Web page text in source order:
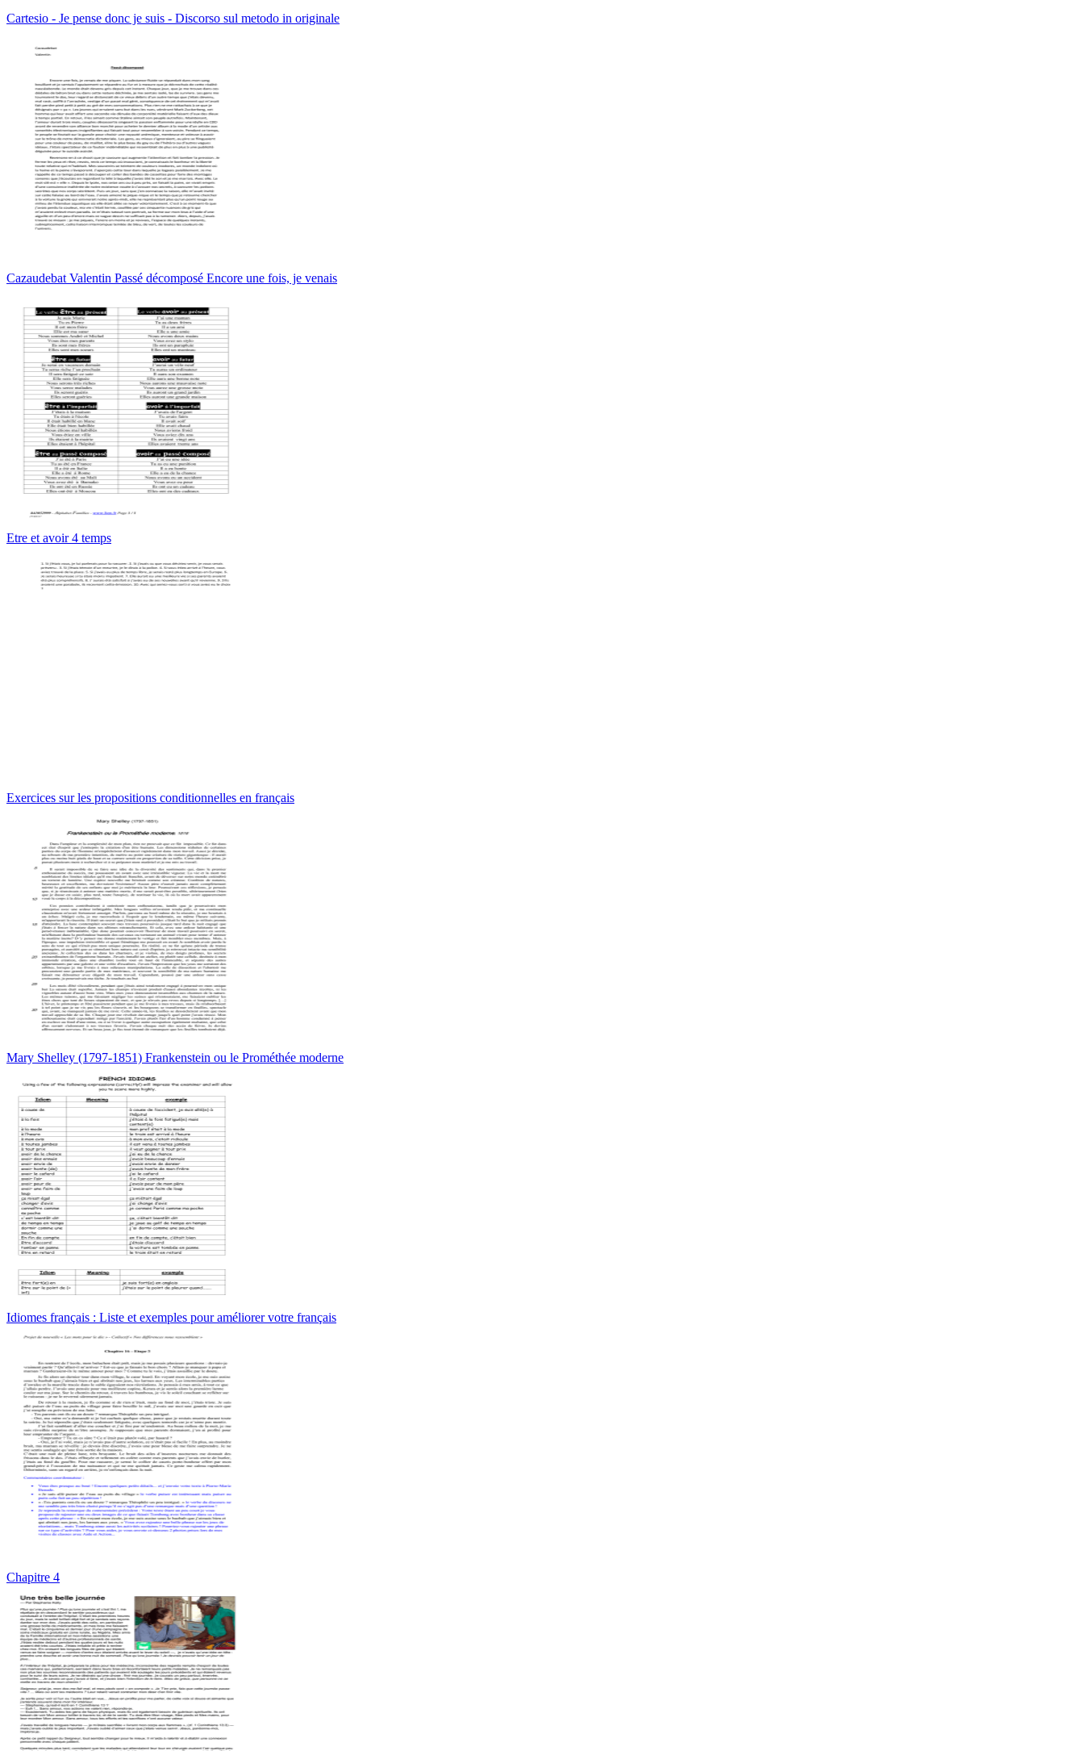
Cartesio - Je pense donc je suis - Discorso sul metodo in originale
Cazaudebat Valentin Passé décomposé Encore une fois, je venais
Etre et avoir 4 temps
Exercices sur les propositions conditionnelles en français
Mary Shelley (1797-1851) Frankenstein ou le Prométhée moderne
Idiomes français : Liste et exemples pour améliorer votre français
Chapitre 4